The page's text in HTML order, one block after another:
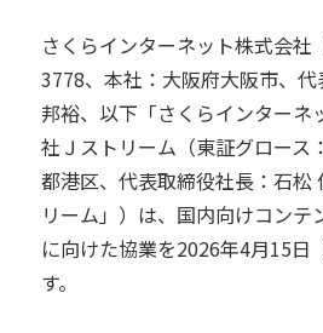
さくらインターネット株式会社
3778、本社：大阪府大阪市、
邦裕、以下「さくらインターネ
社Ｊストリーム（東証グロース
都港区、代表取締役社長：石松
リーム」）は、国内向けコンテ
に向けた協業を2026年4月15日
す。